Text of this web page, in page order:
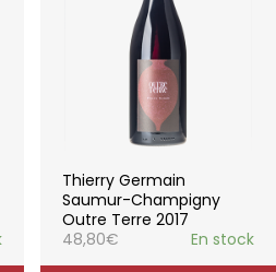
Thierry Germain
Saumur-Champigny
Outre Terre 2017
48,80€ En stock